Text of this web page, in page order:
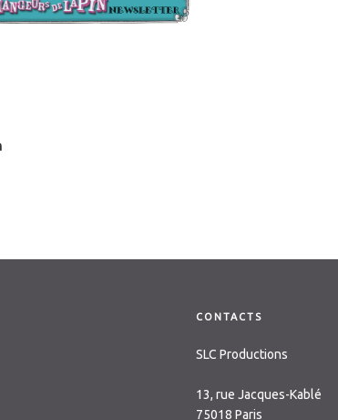
CONTACTS
SLC Productions
13, rue Jacques-Kablé
75018 Paris